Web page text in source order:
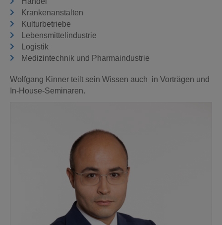
Krankenanstalten
Kulturbetriebe
Lebensmittelindustrie
Logistik
Medizintechnik und Pharmaindustrie
Wolfgang Kinner teilt sein Wissen auch in Vorträgen und
In-House-Seminaren.